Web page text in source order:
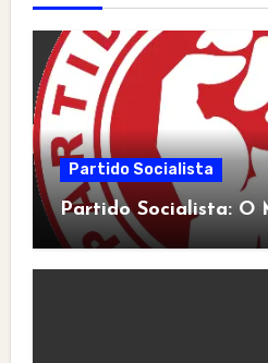
Partido Socialista
Partido Socialista: O